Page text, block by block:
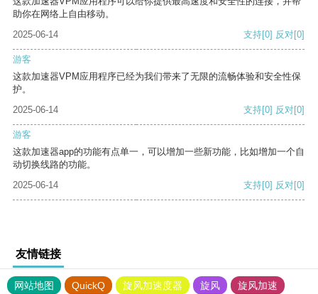
助你在网络上自由移动。
2025-06-14
支持[0] 反对[0]
游客
这款加速器VPM应用程序已经为我们带来了无限的流畅体验和安全性保
护。
2025-06-14
支持[0] 反对[0]
游客
这款加速器app的功能有点单一，可以增加一些新功能，比如增加一个自
动切换线路的功能。
2025-06-14
支持[0] 反对[0]
友情链接
网站地图 QuickQ 旋风加速度器 旋风
旋风加速